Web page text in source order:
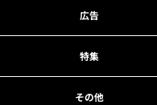
広告
特集
その他